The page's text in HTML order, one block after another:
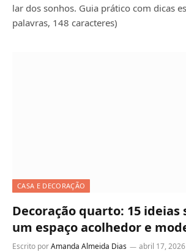
lar dos sonhos. Guia prático com dicas
palavras, 148 caracteres)
CASA E DECORAÇÃO
Decoração quarto: 15 ideias
um espaço acolhedor e
Escrito porAmanda Almeida Dias abril 17, 2026